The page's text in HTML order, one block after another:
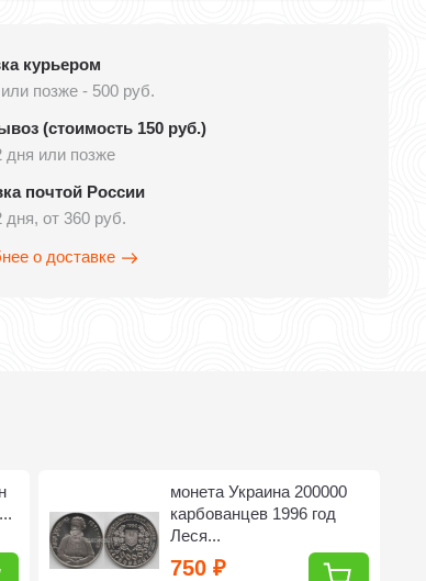
курьером
позже - 500 руб.
(стоимость 150 руб.)
дня или позже
почтой России
дня, от 360 руб.
о доставке
монета Украина 200000
карбованцев 1996 год
Леся...
750₽